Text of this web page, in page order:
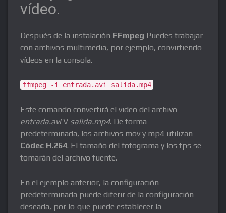
vídeo.
Después de la instalación FFmpeg Puedes trabajar
con archivos multimedia, por ejemplo, convirtiendo
vídeos en la consola.
ffmpeg -i entrada.avi salida.mp4
Este comando convertirá el video del archivo
entrada.aviV salida.mp4. De forma
predeterminada, los archivos mov y mp4 utilizan
Códec H.264. El tamaño del fotograma y los fps se
tomarán del archivo fuente.
En el ejemplo anterior, la configuración
predeterminada puede diferir de la configuración
deseada, por lo que puede establecer la